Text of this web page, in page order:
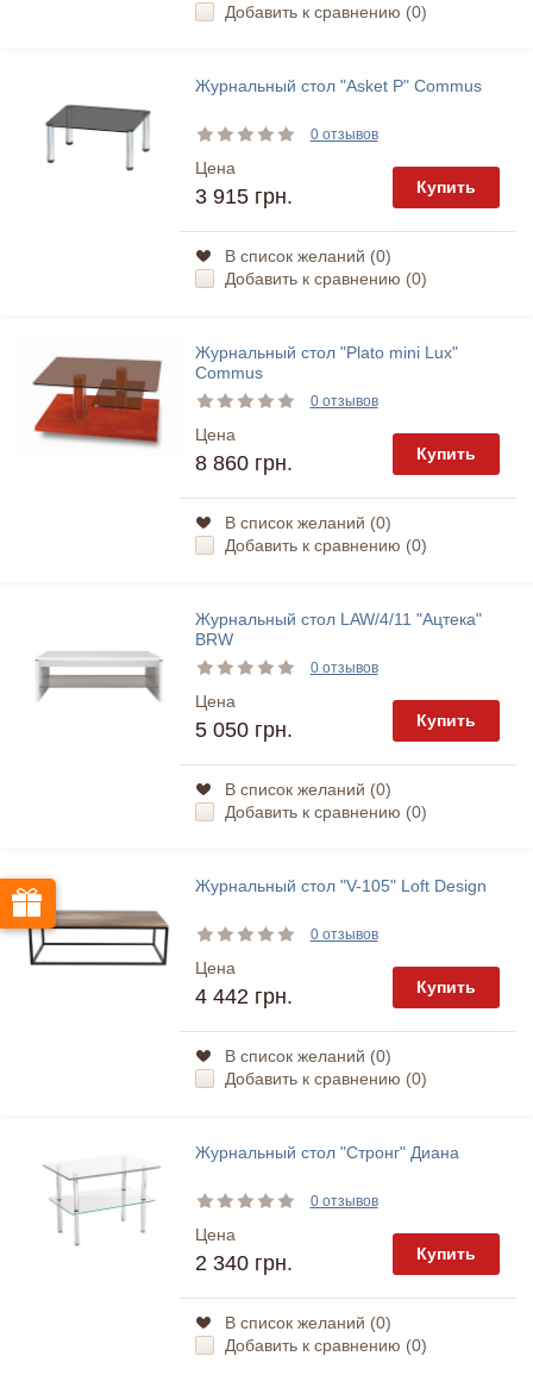
Добавить к сравнению (0)
Журнальный стол "Asket P" Commus
0 отзывов
Цена
3 915 грн. Купить
В список желаний (0)
Добавить к сравнению (0)
Журнальный стол "Plato mini Lux"
Commus
0 отзывов
Цена
8 860 грн. Купить
В список желаний (0)
Добавить к сравнению (0)
Журнальный стол LAW/4/11 "Ацтека"
BRW
0 отзывов
Цена
5 050 грн. Купить
В список желаний (0)
Добавить к сравнению (0)
Журнальный стол "V-105" Loft Design
0 отзывов
Цена
4 442 грн. Купить
В список желаний (0)
Добавить к сравнению (0)
Журнальный стол "Стронг" Диана
0 отзывов
Цена
2 340 грн. Купить
В список желаний (0)
Добавить к сравнению (0)